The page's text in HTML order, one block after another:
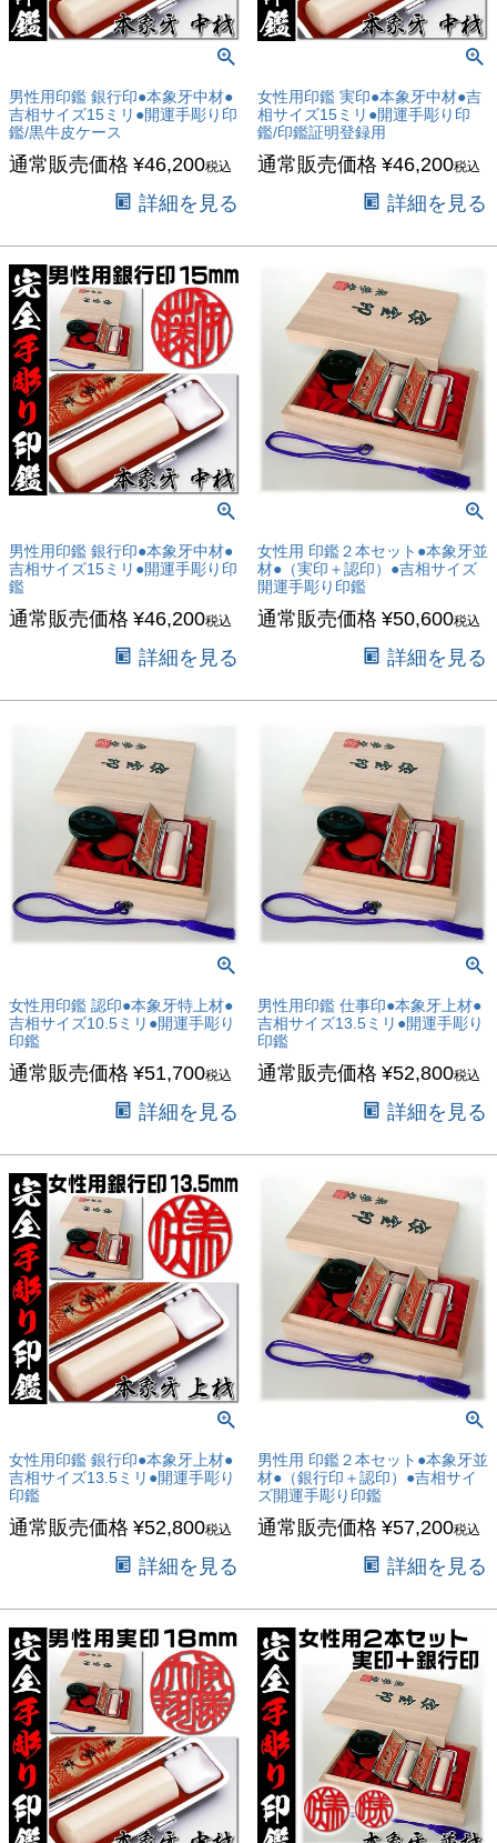
男性用印鑑 銀行印●本象牙中材●
吉相サイズ15ミリ●開運手彫り印
鑑/黒牛皮ケース
通常販売価格 ¥46,200税込
詳細を見る
女性用印鑑 実印●本象牙中材●吉
相サイズ15ミリ●開運手彫り印
鑑/印鑑証明登録用
通常販売価格 ¥46,200税込
詳細を見る
男性用印鑑 銀行印●本象牙中材●
吉相サイズ15ミリ●開運手彫り印
鑑
通常販売価格 ¥46,200税込
詳細を見る
女性用 印鑑２本セット●本象牙並
材●（実印＋認印）●吉相サイズ
開運手彫り印鑑
通常販売価格 ¥50,600税込
詳細を見る
女性用印鑑 認印●本象牙特上材●
吉相サイズ10.5ミリ●開運手彫り
印鑑
通常販売価格 ¥51,700税込
詳細を見る
男性用印鑑 仕事印●本象牙上材●
吉相サイズ13.5ミリ●開運手彫り
印鑑
通常販売価格 ¥52,800税込
詳細を見る
女性用印鑑 銀行印●本象牙上材●
吉相サイズ13.5ミリ●開運手彫り
印鑑
通常販売価格 ¥52,800税込
詳細を見る
男性用 印鑑２本セット●本象牙並
材●（銀行印＋認印）●吉相サイ
ズ開運手彫り印鑑
通常販売価格 ¥57,200税込
詳細を見る